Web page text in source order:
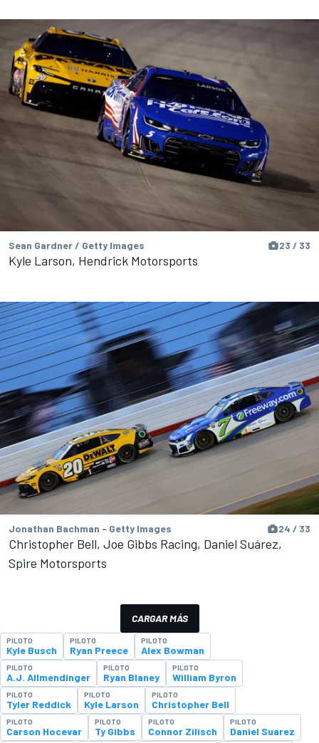
Sean Gardner / Getty Images 23 / 33
Kyle Larson, Hendrick Motorsports
Jonathan Bachman - Getty Images 24 / 33
Christopher Bell, Joe Gibbs Racing, Daniel Suárez,
Spire Motorsports
CARGAR MÁS
PILOTO
Kyle Busch
PILOTO
Ryan Preece
PILOTO
Alex Bowman
PILOTO
A.J. Allmendinger
PILOTO
Ryan Blaney
PILOTO
William Byron
PILOTO
Tyler Reddick
PILOTO
Kyle Larson
PILOTO
Christopher Bell
PILOTO
Carson Hocevar
PILOTO
Ty Gibbs
PILOTO
Connor Zilisch
PILOTO
Daniel Suarez